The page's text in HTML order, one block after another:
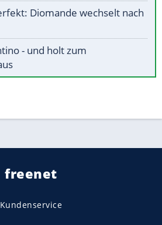
Diomande wechselt nach
- und holt zum
freenet
Kundenservice